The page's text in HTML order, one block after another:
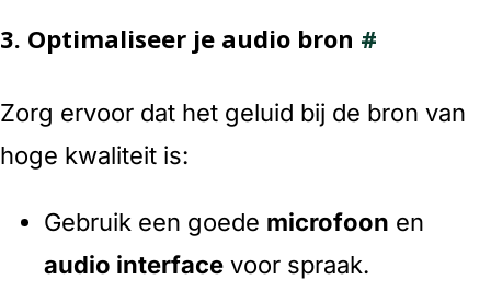
3. Optimaliseer je audio bron #
Zorg ervoor dat het geluid bij de bron van
hoge kwaliteit is:
Gebruik een goede microfoon en
audio interface voor spraak.